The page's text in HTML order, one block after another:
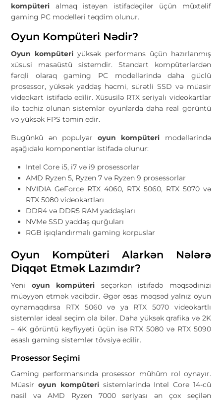
kompüteri almaq istəyən istifadəçilər üçün müxtəlif
gaming PC modelləri təqdim olunur.
Oyun Kompüteri Nədir?
Oyun kompüteri yüksək performans üçün hazırlanmış
xüsusi masaüstü sistemdir. Standart kompüterlərdən
fərqli olaraq gaming PC modellərində daha güclü
prosessor, yüksək yaddaş həcmi, sürətli SSD və müasir
videokart istifadə edilir. Xüsusilə RTX seriyalı videokartlar
ilə təchiz olunan sistemlər oyunlarda daha real görüntü
və yüksək FPS təmin edir.
Bugünkü ən populyaroyun kompüteri modellərində
aşağıdakı komponentlər istifadə olunur:
Intel Core i5, i7 və i9 prosessorlar
AMD Ryzen 5, Ryzen 7 və Ryzen 9 prosessorlar
NVIDIA GeForce RTX 4060, RTX 5060, RTX 5070 və
RTX 5080 videokartları
DDR4 və DDR5 RAM yaddaşları
NVMe SSD yaddaş qurğuları
RGB işıqlandırmalı gaming korpuslar
Oyun Kompüteri Alarkən Nələrə
Diqqət Etmək Lazımdır?
Yeni oyun kompüteri seçərkən istifadə məqsədinizi
müəyyən etmək vacibdir. Əgər əsas məqsəd yalnız oyun
oynamaqdırsa RTX 5060 və ya RTX 5070 videokartlı
sistemlər ideal seçim ola bilər. Daha yüksək qrafika və 2K
– 4K görüntü keyfiyyəti üçün isə RTX 5080 və RTX 5090
əsaslı gaming sistemlər tövsiyə edilir.
Prosessor Seçimi
Gaming performansında prosessor mühüm rol oynayır.
Müasiroyun kompüterisistemlərində Intel Core 14-cü
nəsil və AMD Ryzen 7000 seriyası ən çox seçilən